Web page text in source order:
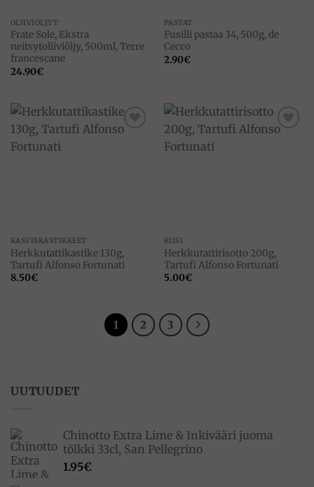
OLIIVIÖLJYT
Frate Sole, Ekstra
neitsytoliiviöljy, 500ml, Terre
francescane
24.90€
PASTAT
Fusilli pastaa 34, 500g, de
Cecco
2.90€
KASVISKASTIKKEET
Herkkutattikastike 130g,
Tartufi Alfonso Fortunati
8.50€
RIISI
Herkkutattirisotto 200g,
Tartufi Alfonso Fortunati
5.00€
1 2 3
UUTUUDET
Chinotto Extra Lime & Inkivääri juoma
tölkki 33cl, San Pellegrino
1.95€